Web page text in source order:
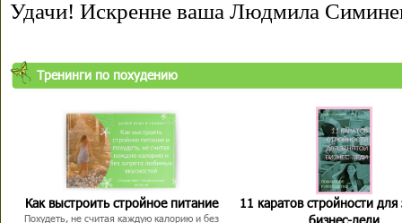
Удачи! Искренне ваша Людмила
Тренинги по похудению
Как выстроить стройное питание
Похудеть, не считая каждую калорию и без
11 каратов стройности для